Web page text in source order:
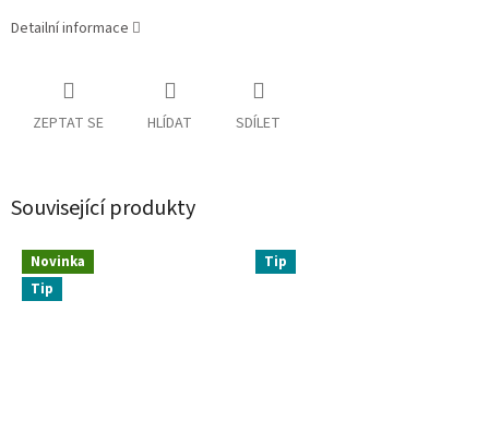
Detailní informace
ZEPTAT SE HLÍDAT SDÍLET
Související produkty
Novinka
Tip
Tip